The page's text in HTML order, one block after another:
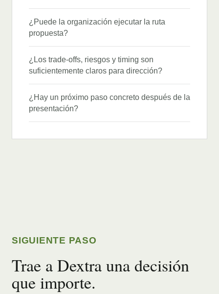
¿Puede la organización ejecutar la ruta
propuesta?
¿Los trade-offs, riesgos y timing son
suficientemente claros para dirección?
¿Hay un próximo paso concreto después de la
presentación?
SIGUIENTE PASO
Trae a Dextra una decisión
que importe.